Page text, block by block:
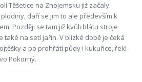
Těšetice na Znojemsku již začaly.
daří se jim to ale především k
Později se tam již kvůli blátu stroje
také na setí jařin. V blízké době je čeká
a po prohřátí půdy i kukuřice, řekl
Pokorný.